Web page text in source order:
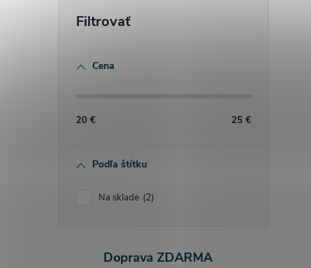
Cena
20 € 25 €
Podľa štítku
Na sklade 2
Doprava ZDARMA